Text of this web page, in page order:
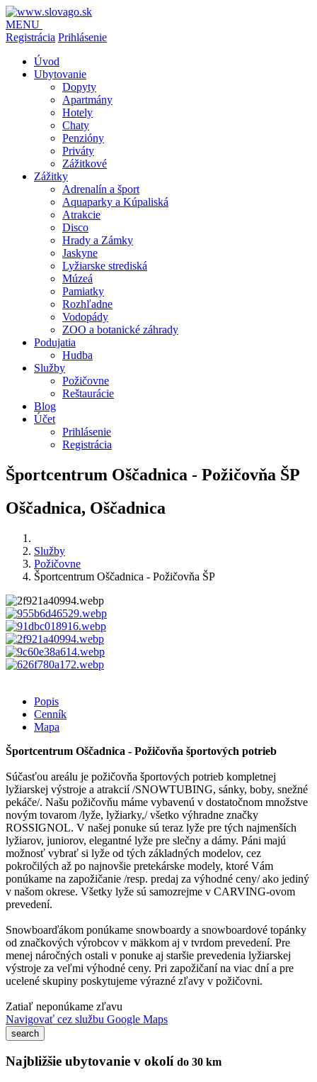
MENU
Registrácia Prihlásenie
Úvod
Ubytovanie
Dopyty
Apartmány
Hotely
Chaty
Penzióny
Priváty
Zážitkové
Zážitky
Adrenalín a šport
Aquaparky a Kúpaliská
Atrakcie
Disco
Hrady a Zámky
Jaskyne
Lyžiarske strediská
Múzeá
Pamiatky
Rozhľadne
Vodopády
ZOO a botanické záhrady
Podujatia
Hudba
Služby
Požičovne
Reštaurácie
Blog
Účet
Prihlásenie
Registrácia
Športcentrum Oščadnica - Požičovňa ŠP
Oščadnica, Oščadnica
Služby
Požičovne
Športcentrum Oščadnica - Požičovňa ŠP
Popis
Cenník
Mapa
Športcentrum Oščadnica - Požičovňa športových potrieb
Súčasťou areálu je požičovňa športových potrieb kompletnej
lyžiarskej výstroje a atrakcií /SNOWTUBING, sánky, boby, snežné
pekáče/. Našu požičovňu máme vybavenú v dostatočnom množstve
novým tovarom /lyže, lyžiarky,/ všetko výhradne značky
ROSSIGNOL. V našej ponuke sú teraz lyže pre tých najmenších
lyžiarov, juniorov, elegantné lyže pre slečny a dámy. Páni majú
možnosť vybrať si lyže od tých základných modelov, cez
pokročilých až po najnovšie pretekárske modely, ktoré Vám
ponúkame na zapožičanie /resp. predaj za výhodné ceny/ ako jediný
v našom okrese. Všetky lyže sú samozrejme v CARVING-ovom
prevedení.
Snowboarďákom ponúkame snowboardy a snowboardové topánky
od značkových výrobcov v mäkkom aj v tvrdom prevedení. Pre
menej náročných ostali v ponuke aj staršie prevedenia lyžiarskej
výstroje za veľmi výhodné ceny. Pri zapožičaní na viac dní a pre
ucelené skupiny poskytujeme výrazné zľavy v požičovni.
Zatiaľ neponúkame zľavu
Navigovať cez službu Google Maps
Najbližšie ubytovanie v okolí do 30 km